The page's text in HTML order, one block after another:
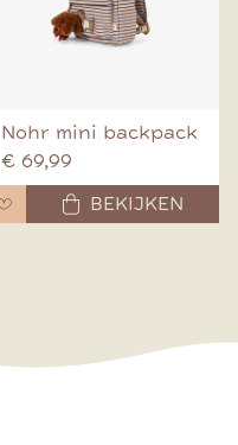
Nohr mini backpack
€ 69,99
BEKIJKEN